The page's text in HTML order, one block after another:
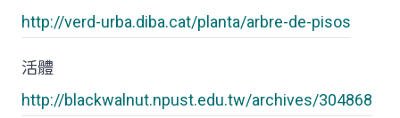
http://verd-urba.diba.cat/planta/arbre-de-pisos
活體
http://blackwalnut.npust.edu.tw/archives/304868